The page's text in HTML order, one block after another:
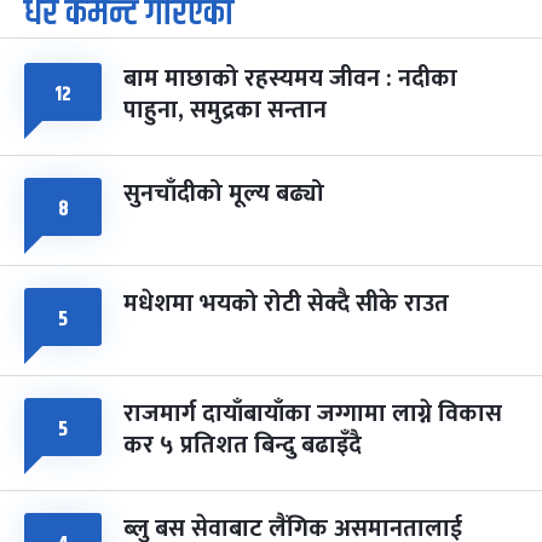
आइत चैत्र ७, २०८३-Mar 21, 2027
८ फागुपूर्णिमा
चैत्र ८, २०८३-Mar 22, 2027
७ महिना बाँकी
धेरै कमेन्ट गरिएका
१२ बाम माछाको रहस्यमय जीवन : नदीका
पाहुना, समुद्रका सन्तान
८ सुनचाँदीको मूल्य बढ्यो
५ मधेशमा भयको रोटी सेक्दै सीके राउत
५ राजमार्ग दायाँबायाँका जग्गामा लाग्ने विकास
कर ५ प्रतिशत बिन्दु बढाइँदै
ब्लु बस सेवाबाट लैंगिक असमानतालाई